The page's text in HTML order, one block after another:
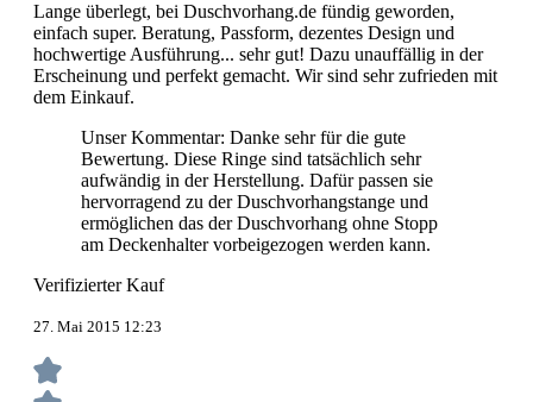
Lange überlegt, bei Duschvorhang.de fündig geworden,
einfach super. Beratung, Passform, dezentes Design und
hochwertige Ausführung... sehr gut! Dazu unauffällig in der
Erscheinung und perfekt gemacht. Wir sind sehr zufrieden mit
dem Einkauf.
Unser Kommentar: Danke sehr für die gute
Bewertung. Diese Ringe sind tatsächlich sehr
aufwändig in der Herstellung. Dafür passen sie
hervorragend zu der Duschvorhangstange und
ermöglichen das der Duschvorhang ohne Stopp
am Deckenhalter vorbeigezogen werden kann.
Verifizierter Kauf
27. Mai 2015 12:23